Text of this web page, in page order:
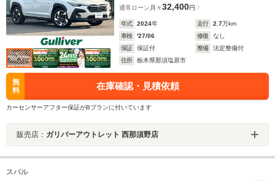
通常ローン 月々32,400円
年式 2024年 走行 2.7万km
車検
'27/06 修復
なし
保証
保証付 整備
法定整備付
住所
栃木県那須塩原市
無
料
在庫確認・見積依頼
カーセンサーアフター保証がBプランに付いています
販売店： ガリバーアウトレット 西那須野店
スバル